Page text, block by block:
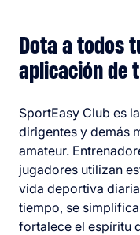
Dota a todos
aplicación de
SportEasy Club es
dirigentes y demás
amateur.
jugadores utilizan
vida deportiva
tiempo, se
fortalece el espíritu